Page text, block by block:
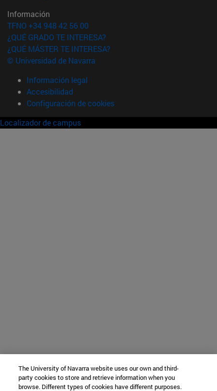
Información
TFNO +34 948 42 56 00
¿QUÉ GRADO TE INTERESA?
¿QUÉ MÁSTER TE INTERESA?
© Universidad de Navarra
Información legal
Accesibilidad
Configuración de cookies
Localizador de campus
The University of Navarra website uses our own and third-
party cookies to store and retrieve information when you
browse. Different types of cookies have different purposes.